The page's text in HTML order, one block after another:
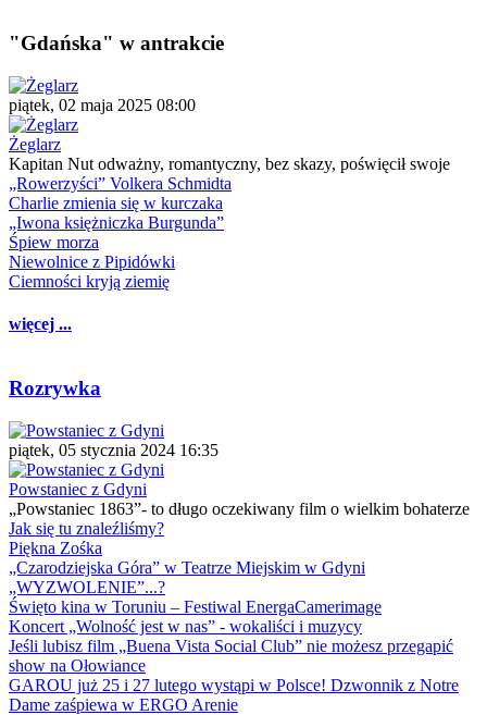
"Gdańska" w antrakcie
piątek, 02 maja 2025 08:00
Żeglarz
Kapitan Nut odważny, romantyczny, bez skazy, poświęcił swoje
„Rowerzyści” Volkera Schmidta
Charlie zmienia się w kurczaka
„Iwona księżniczka Burgunda”
Śpiew morza
Niewolnice z Pipidówki
Ciemności kryją ziemię
więcej ...
Rozrywka
piątek, 05 stycznia 2024 16:35
Powstaniec z Gdyni
„Powstaniec 1863”- to długo oczekiwany film o wielkim bohaterze
Jak się tu znaleźliśmy?
Piękna Zośka
„Czarodziejska Góra” w Teatrze Miejskim w Gdyni
„WYZWOLENIE”...?
Święto kina w Toruniu – Festiwal EnergaCamerimage
Koncert „Wolność jest w nas” - wokaliści i muzycy
Jeśli lubisz film „Buena Vista Social Club” nie możesz przegapić
show na Ołowiance
GAROU już 25 i 27 lutego wystąpi w Polsce! Dzwonnik z Notre
Dame zaśpiewa w ERGO Arenie